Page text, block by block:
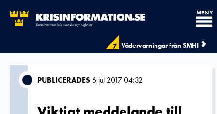
7 Vädervarningar från SMHI
MENY
PUBLICERADES6 jul 2017 04:32